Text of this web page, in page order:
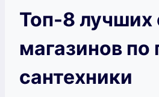
Топ-8 лучших
магазинов
сантехники